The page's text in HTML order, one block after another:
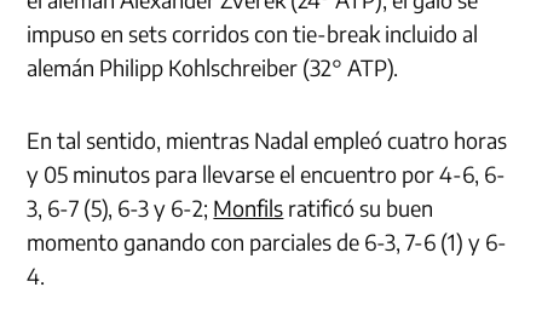
impuso en sets corridos con tie-break incluido al
alemán Philipp Kohlschreiber (32° ATP).
En tal sentido, mientras Nadal empleó cuatro horas
y 05 minutos para llevarse el encuentro por 4-6, 6-
3, 6-7 (5), 6-3 y 6-2; Monfils ratificó su buen
momento ganando con parciales de 6-3, 7-6 (1) y 6-
4.